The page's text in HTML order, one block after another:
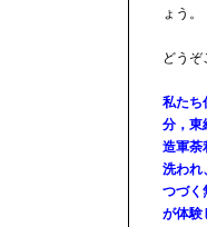
ょう。
どうぞ
私たち
分，東
造軍荼
洗われ
つづく
が体験